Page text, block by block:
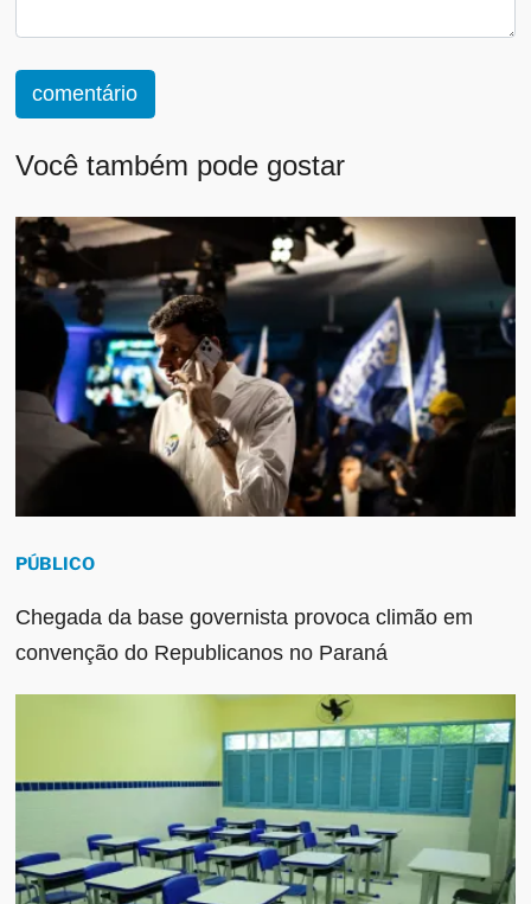
comentário
Você também pode gostar
PÚBLICO
Chegada da base governista provoca climão em
convenção do Republicanos no Paraná